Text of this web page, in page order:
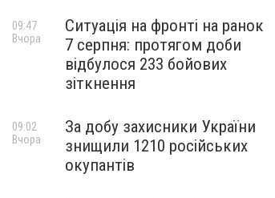
Ситуація на фронті на ранок
7 серпня: протягом доби
відбулося 233 бойових
зіткнення
09:47
Вчора
За добу захисники України
знищили 1210 російських
окупантів
09:02
Вчора